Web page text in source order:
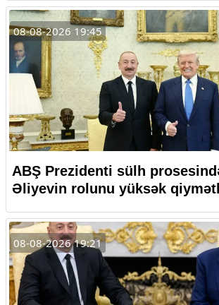
08-08-2026 19:45
ABŞ Prezidenti sülh
Əliyevin rolunu yüksək
08-08-2026 19:21